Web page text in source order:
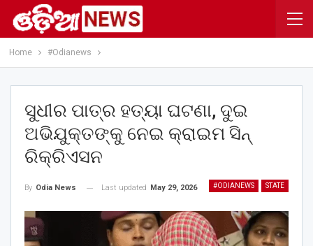
Home #Odianews
ସୁଧୀର ପାତ୍ର ହତ୍ୟା ଘଟଣା, ଦୁଇ
ଅଭିଯୁକ୍ତଙ୍କୁ ନେଇ କ୍ରାଇମ ସିନ୍
ରିକ୍ରିଏସନ
#ODIANEWS STATE
By Odia News Last updated May 29, 2026